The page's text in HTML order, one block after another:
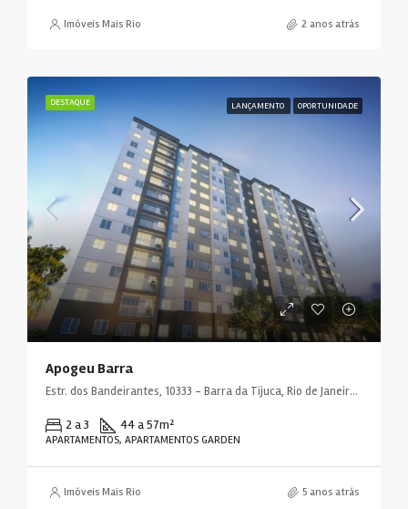
Imóveis Mais Rio 2 anos atrás
DESTAQUE LANÇAMENTO OPORTUNIDADE
Apogeu Barra
Estr. dos Bandeirantes, 10333 - Barra da Tijuca, Rio de Janeiro - RJ, 22783-115, Brasil
2 a 3 44 a 57m²
APARTAMENTOS, APARTAMENTOS GARDEN
Imóveis Mais Rio 5 anos atrás